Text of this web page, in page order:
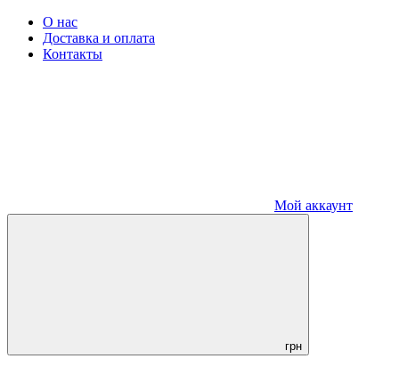
О нас
Доставка и оплата
Контакты
Мой аккаунт
грн